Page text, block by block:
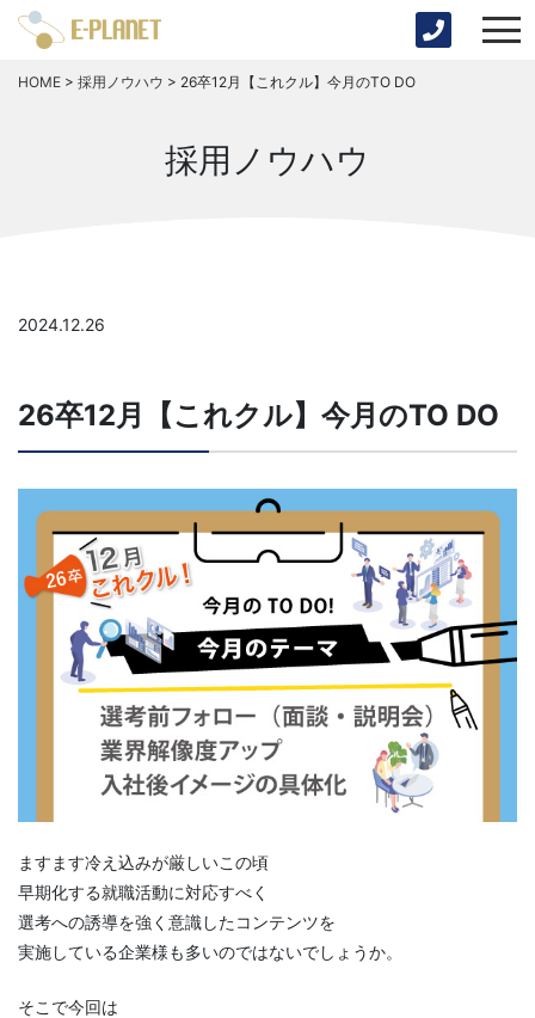
HOME > 採用ノウハウ > 26卒12月【これクル】今月のTO DO
採用ノウハウ
2024.12.26
26卒12月【これクル】今月のTO DO
ますます冷え込みが厳しいこの頃
早期化する就職活動に対応すべく
選考への誘導を強く意識したコンテンツを
実施している企業様も多いのではないでしょうか。
そこで今回は